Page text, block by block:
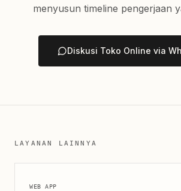
menyusun timeline pengerjaan
Diskusi Toko Online via
LAYANAN LAINNYA
WEB APP